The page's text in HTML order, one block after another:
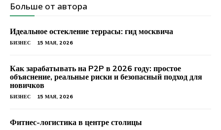
Больше от автора
Идеальное остекление террасы: гид москвича
БИЗНЕС 15 МАЯ, 2026
Как зарабатывать на P2P в 2026 году: простое
объяснение, реальные риски и безопасный подход для
новичков
БИЗНЕС 15 МАЯ, 2026
Фитнес-логистика в центре столицы